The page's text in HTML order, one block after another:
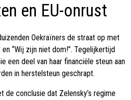
en EU-onrust
Oekraïners de straat op met
en “Wij zijn niet dom!”. Tegelijkertijd
een deel van haar financiële steun aan
in herstelsteun geschrapt.
de conclusie dat Zelensky’s regime